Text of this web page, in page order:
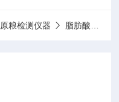
原粮检测仪器 脂肪酸值测定仪